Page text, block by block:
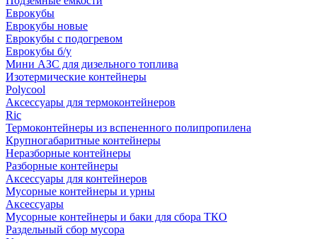
Еврокубы
Еврокубы новые
Еврокубы с подогревом
Еврокубы б/у
Мини АЗС для дизельного топлива
Изотермические контейнеры
Polycool
Аксессуары для термоконтейнеров
Ric
Термоконтейнеры из вспененного полипропилена
Крупногабаритные контейнеры
Неразборные контейнеры
Разборные контейнеры
Аксессуары для контейнеров
Мусорные контейнеры и урны
Аксессуары
Мусорные контейнеры и баки для сбора ТКО
Раздельный сбор мусора